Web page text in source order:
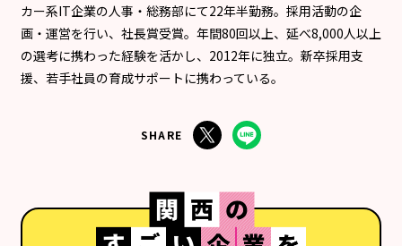
カー系IT企業の人事・総務部にて22年半勤務。採用活動の企
画・運営を行い、社長賞受賞。年間80回以上、延べ8,000人以上
の選考に携わった経験を活かし、2012年に独立。新卒採用支
援、若手社員の育成サポートに携わっている。
SHARE